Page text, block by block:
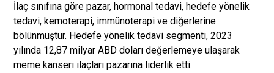
İlaç sınıfına göre pazar, hormonal tedavi, hedefe yönelik
tedavi, kemoterapi, immünoterapi ve diğerlerine
bölünmüştür. Hedefe yönelik tedavi segmenti, 2023
yılında 12,87 milyar ABD doları değerlemeye ulaşarak
meme kanseri ilaçları pazarına liderlik etti.